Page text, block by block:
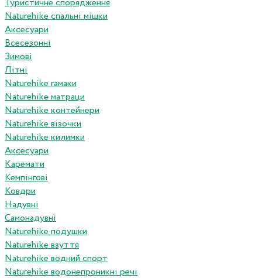
Туристичне спорядження
Naturehike спальні мішки
Аксесуари
Всесезонні
Зимові
Літні
Naturehike гамаки
Naturehike матраци
Naturehike контейнери
Naturehike візочки
Naturehike килимки
Аксесуари
Каремати
Кемпінгові
Ковдри
Надувні
Самонадувні
Naturehike подушки
Naturehike взуття
Naturehike водний спорт
Naturehike водонепроникні речі